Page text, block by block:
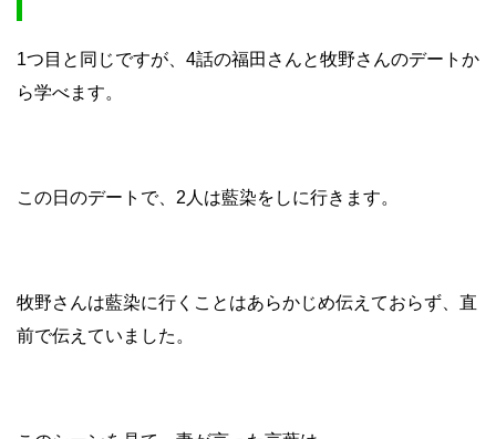
1つ目と同じですが、4話の福田さんと牧野さんのデートか
ら学べます。
この日のデートで、2人は藍染をしに行きます。
牧野さんは藍染に行くことはあらかじめ伝えておらず、直
前で伝えていました。